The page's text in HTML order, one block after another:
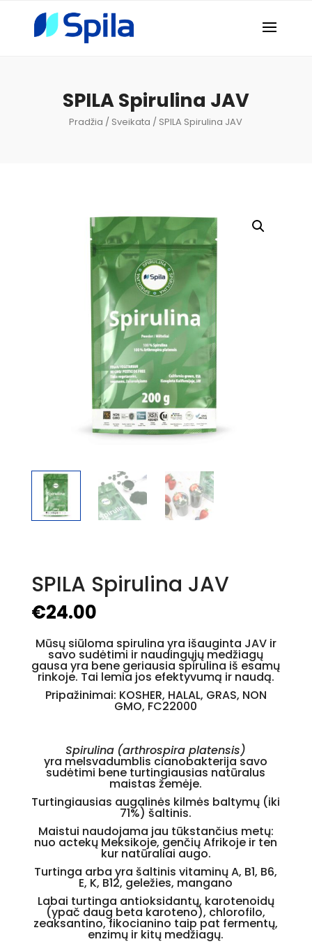
SPILA Spirulina JAV
Pradžia / Sveikata / SPILA Spirulina JAV
SPILA Spirulina JAV
€24.00
Mūsų siūloma spirulina yra išauginta JAV ir
savo sudėtimi ir naudingųjų medžiagų
gausa yra bene geriausia spirulina iš esamų
rinkoje. Tai lemia jos efektyvumą ir naudą.
Pripažinimai: KOSHER, HALAL, GRAS, NON
GMO, FC22000
Spirulina (arthrospira platensis)
yra melsvadumblis cianobakterija savo
sudėtimi bene turtingiausias natūralus
maistas žemėje.
Turtingiausias augalinės kilmės baltymų (iki
71%)šaltinis.
Maistui naudojama jau tūkstančius metų:
nuo actekų Meksikoje, genčių Afrikoje ir ten
kur natūraliai augo.
Turtinga arba yra šaltinisvitaminųA, B1, B6,
E, K, B12, geležies, mangano
Labai turtinga antioksidantų, karotenoidų
(ypač daug beta karoteno), chlorofilo,
zeaksantino, fikocianino taip pat fermentų,
enzimų ir kitų medžiagų.